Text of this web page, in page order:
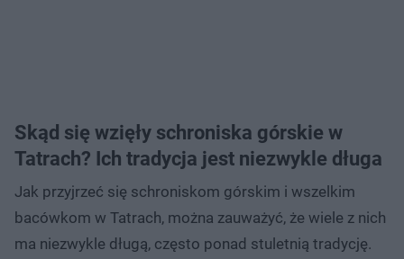
Skąd się wzięły schroniska górskie w
Tatrach? Ich tradycja jest niezwykle długa
Jak przyjrzeć się schroniskom górskim i wszelkim
bacówkom w Tatrach, można zauważyć, że wiele z nich
ma niezwykle długą, często ponad stuletnią tradycję.